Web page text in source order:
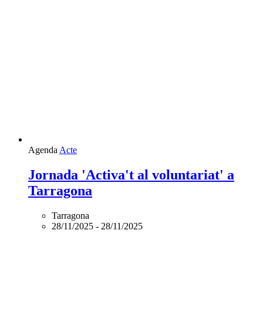
Agenda Acte
Jornada 'Activa't al voluntariat' a
Tarragona
Tarragona
28/11/2025 - 28/11/2025